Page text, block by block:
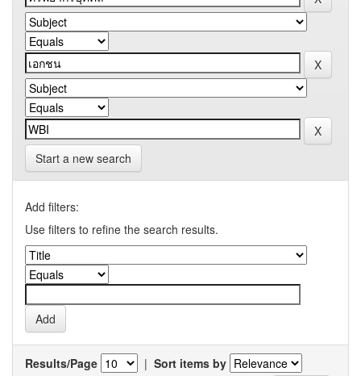
Start a new search
Add filters:
Use filters to refine the search results.
Results/Page | Sort items by